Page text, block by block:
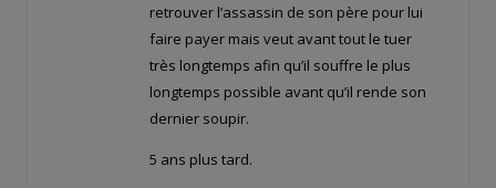
retrouver l’assassin de son père pour lui
faire payer mais veut avant tout le tuer
très longtemps afin qu’il souffre le plus
longtemps possible avant qu’il rende son
dernier soupir.
5 ans plus tard.